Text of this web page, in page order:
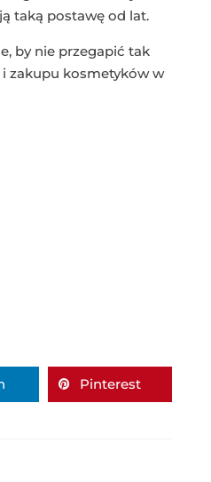
taką postawę od lat.
by nie przegapić tak
i zakupu kosmetyków w
Pinterest